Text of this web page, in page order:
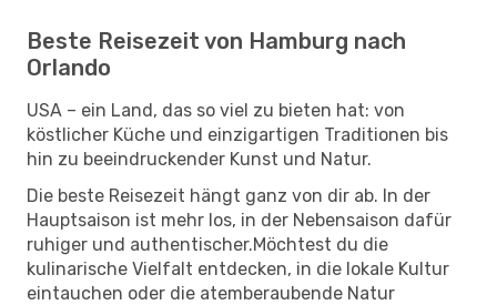
Beste Reisezeit von Hamburg nach
Orlando
USA – ein Land, das so viel zu bieten hat: von
köstlicher Küche und einzigartigen Traditionen bis
hin zu beeindruckender Kunst und Natur.
Die beste Reisezeit hängt ganz von dir ab. In der
Hauptsaison ist mehr los, in der Nebensaison dafür
ruhiger und authentischer.Möchtest du die
kulinarische Vielfalt entdecken, in die lokale Kultur
eintauchen oder die atemberaubende Natur